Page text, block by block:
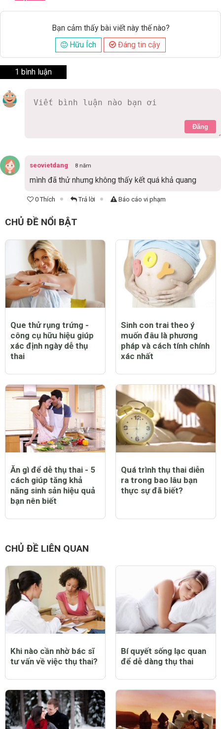
Bạn cảm thấy bài viết này thế nào?
Hữu Ích
Đáng tin cậy
1 bình luận
Đăng
seovietdang 8 năm
mình đã thử nhưng không thấy kết quá khả quang
0 Thích Trả lời Báo cáo vi phạm
CHỦ ĐỀ NỔI BẬT
Que thử rụng trứng -
công cụ hữu hiệu giúp
xác định ngày dễ thụ
thai
Sinh con trai theo ý
muốn đâu là phương
pháp và cách tính chính
xác nhất
Ăn gì để dễ thụ thai - 5
cách giúp tăng khả
năng sinh sản hiệu quả
bạn nên biết
Quá trình thụ thai diễn
ra trong bao lâu bạn
thực sự đã biết?
CHỦ ĐỀ LIÊN QUAN
Khi nào cần nhờ bác sĩ
tư vấn về việc thụ thai?
Bí quyết sống lạc quan
để dễ dàng thụ thai